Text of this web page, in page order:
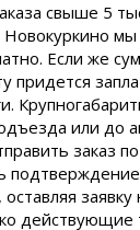
свыше 5
Новокуркино мы
Если же
придется
или до
заказ
заявку